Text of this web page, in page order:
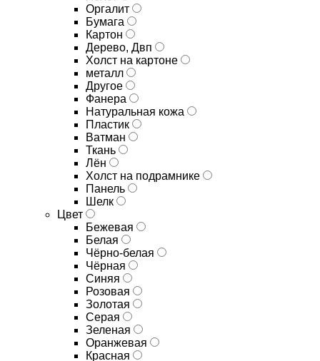
Оргалит
Бумага
Картон
Дерево, Двп
Холст на картоне
металл
Другое
Фанера
Натуральная кожа
Пластик
Ватман
Ткань
Лён
Холст на подрамнике
Панель
Шелк
Цвет
Бежевая
Белая
Чёрно-белая
Чёрная
Синяя
Розовая
Золотая
Серая
Зеленая
Оранжевая
Красная